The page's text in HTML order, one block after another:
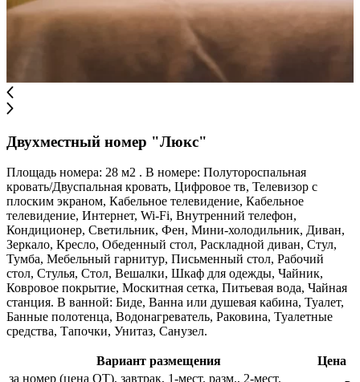
Двухместный номер "Люкс"
Площадь номера: 28 м2 . В номере: Полутороспальная
кровать/Двуспальная кровать, Цифровое тв, Телевизор с
плоским экраном, Кабельное телевидение, Кабельное
телевидение, Интернет, Wi-Fi, Внутренний телефон,
Кондиционер, Светильник, Фен, Мини-холодильник, Диван,
Зеркало, Кресло, Обеденный стол, Раскладной диван, Стул,
Тумба, Мебельный гарнитур, Письменный стол, Рабочий
стол, Стулья, Стол, Вешалки, Шкаф для одежды, Чайник,
Ковровое покрытие, Москитная сетка, Питьевая вода, Чайная
станция. В ванной: Биде, Ванна или душевая кабина, Туалет,
Банные полотенца, Водонагреватель, Раковина, Туалетные
средства, Тапочки, Унитаз, Санузел.
Вариант размещения
Цена
за номер (цена ОТ), завтрак, 1-мест. разм., 2-мест.